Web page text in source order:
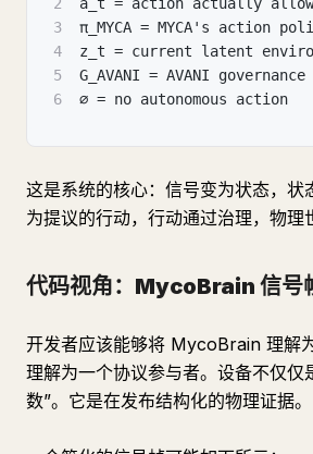
3
π_MYCA = MYCA's action
4
z_t = current latent
5
G_AVANI = AVANI
6
∅ = no autonomous action
这是系统的核心：信号变为状态，状
为提议的行动，行动通过治理，物理
代码视角：MycoBrain 信号
开发者应该能够将 MycoBrain 理解
理解为一个协议参与者。设备不仅仅
数”。它是在发布结构化的物理证据。